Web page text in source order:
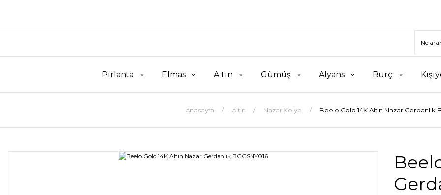
Pırlanta Elmas Altın Gümüş Alyans Burç
Anasayfa Altın Nazar Kolye Beelo Gold 14K Altın Nazar Gerdanlık